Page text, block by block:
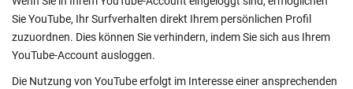
Sie YouTube, Ihr Surfverhalten direkt Ihrem persönlichen Profil
zuzuordnen. Dies können Sie verhindern, indem Sie sich aus Ihrem
YouTube-Account ausloggen.
Die Nutzung von YouTube erfolgt im Interesse einer ansprechenden